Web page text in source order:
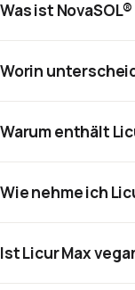
Was ist
Worin
Warum enthält
Wie nehme ich
Ist Licur Max